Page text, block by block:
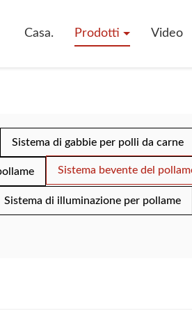
Casa. Prodotti Video
Sistema di gabbie per polli da carne
Sistema bevente del
Sistema di illuminazione per pollame